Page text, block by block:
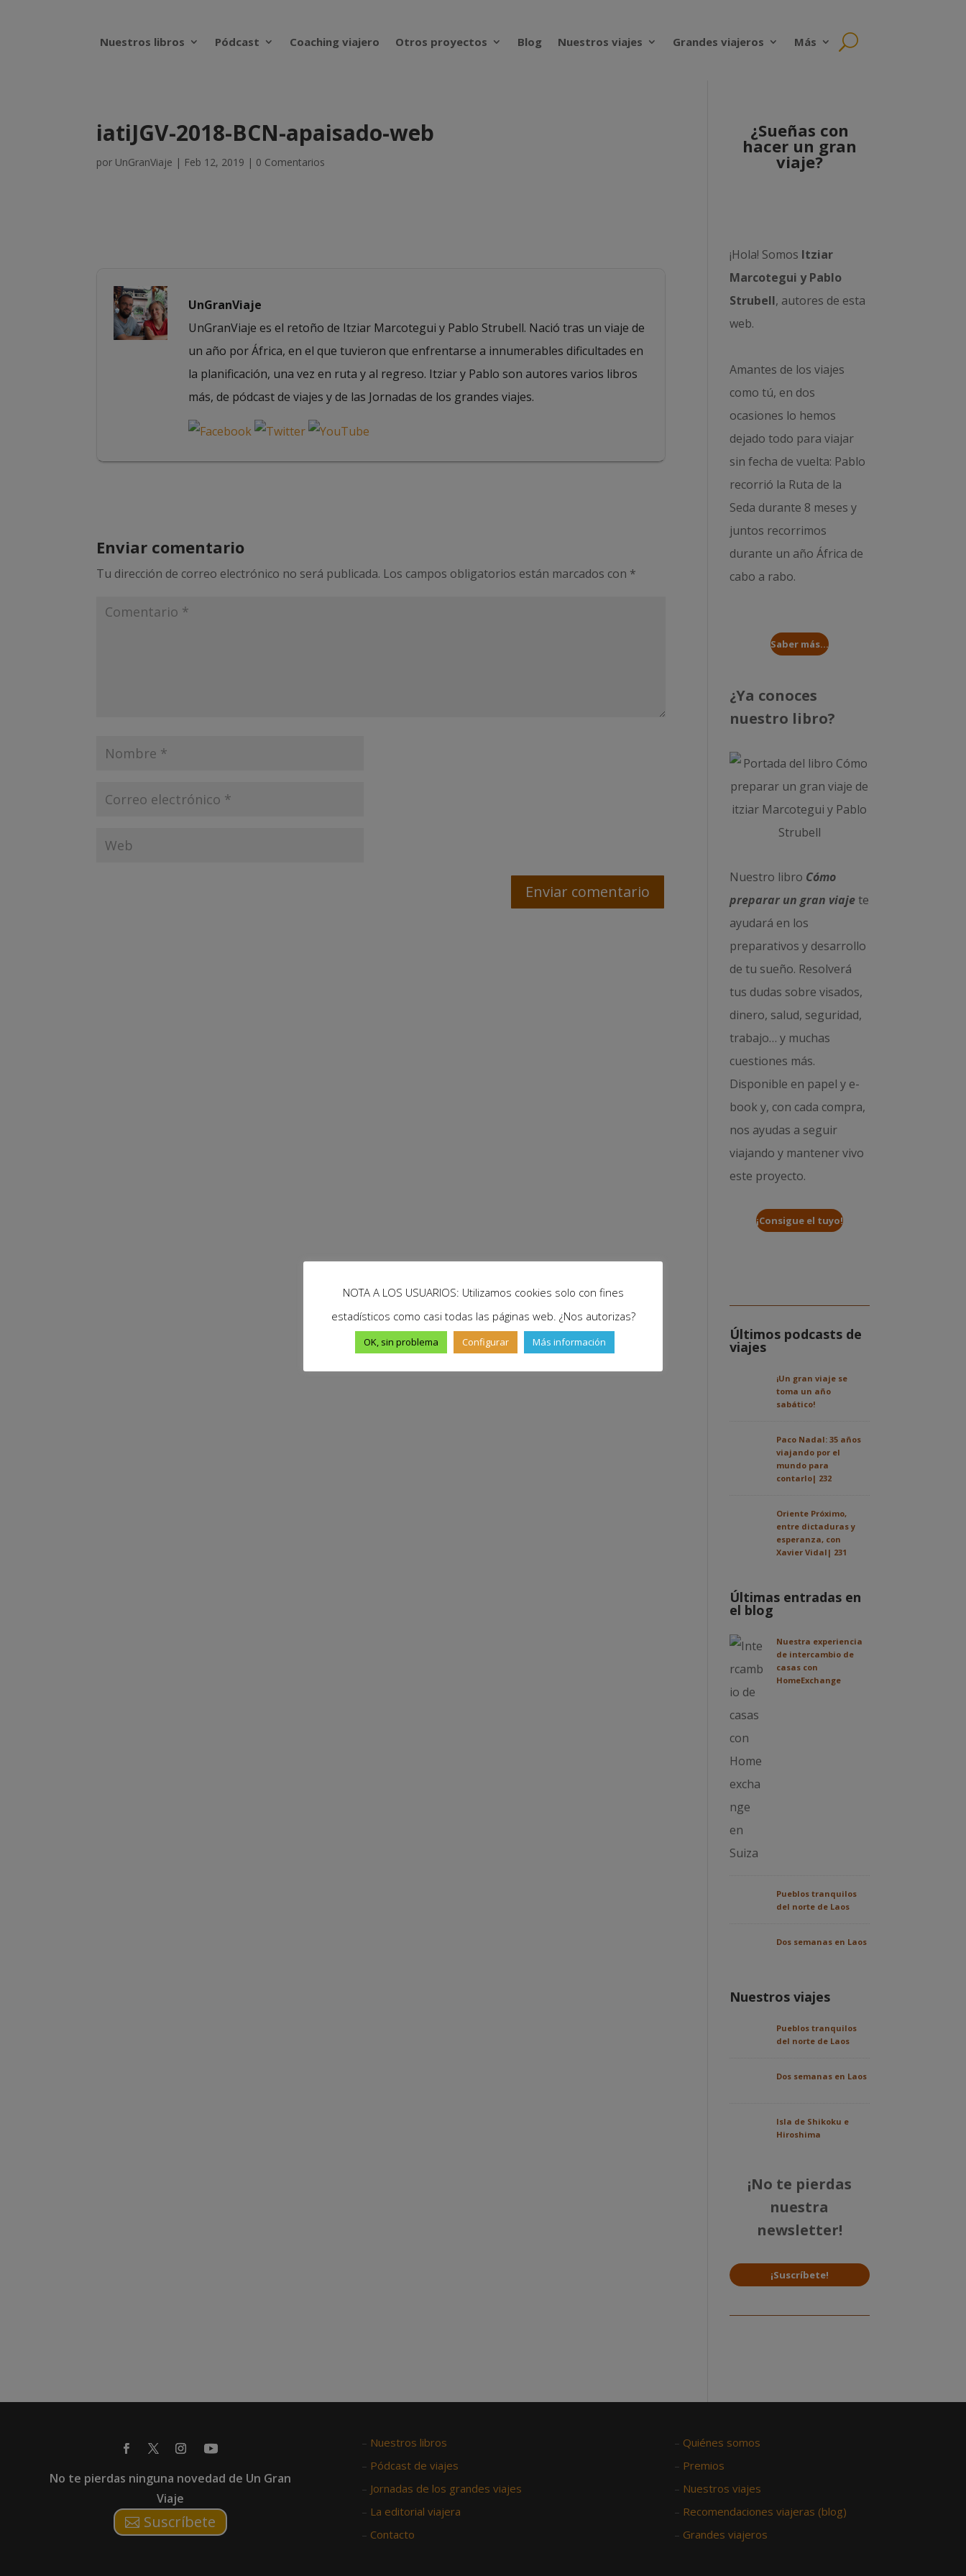
Nuestros libros Pódcast Coaching viajero Otros proyectos Blog Nuestros viajes Grandes viajeros Más
iatiJGV-2018-BCN-apaisado-web
por UnGranViaje | Feb 12, 2019 | 0 Comentarios
UnGranViaje
UnGranViaje es el retoño de Itziar Marcotegui y Pablo Strubell. Nació tras un viaje de
un año por África, en el que tuvieron que enfrentarse a innumerables dificultades en
la planificación, una vez en ruta y al regreso. Itziar y Pablo son autores varios libros
más, de pódcast de viajes y de las Jornadas de los grandes viajes.
Enviar comentario
Tu dirección de correo electrónico no será publicada. Los campos obligatorios están marcados con *
¿Sueñas con
hacer un gran
viaje?
¡Hola! Somos Itziar
Marcotegui y Pablo
Strubell, autores de esta
web.
Amantes de los viajes
como tú, en dos
ocasiones lo hemos
dejado todo para viajar
sin fecha de vuelta: Pablo
recorrió la Ruta de la
Seda durante 8 meses y
juntos recorrimos
durante un añoÁfrica de
cabo a rabo.
Saber más...
¿Ya conoces
nuestro libro?
Nuestro libro Cómo
preparar un gran viajete
ayudará en los
preparativos y desarrollo
de tu sueño. Resolverá
tus dudas sobre visados,
dinero, salud, seguridad,
trabajo… y muchas
cuestiones más.
Disponible en papel y e-
book y, con cada compra,
nos ayudas a seguir
viajando y mantener vivo
este proyecto.
¡Consigue el tuyo!
Últimos podcasts de
viajes
¡Un gran viaje se
toma un año
sabático!
Paco Nadal: 35 años
viajando por el
mundo para
contarlo| 232
Oriente Próximo,
entre dictaduras y
esperanza, con
Xavier Vidal| 231
Últimas entradas en
el blog
Nuestra experiencia
de intercambio de
casas con
HomeExchange
Pueblos tranquilos
del norte de Laos
Dos semanas en Laos
Nuestros viajes
Pueblos tranquilos
del norte de Laos
Dos semanas en Laos
Isla de Shikoku e
Hiroshima
¡No te pierdas
nuestra
newsletter!
¡Suscríbete!
No te pierdas ninguna novedad de Un Gran
Viaje
Suscríbete
– Nuestros libros
– Pódcast de viajes
– Jornadas de los grandes viajes
– La editorial viajera
– Contacto
– Quiénes somos
– Premios
– Nuestros viajes
– Recomendaciones viajeras (blog)
– Grandes viajeros
NOTA A LOS USUARIOS: Utilizamos cookies solo con fines
estadísticos como casi todas las páginas web. ¿Nos autorizas?
OK, sin problema Configurar Más información